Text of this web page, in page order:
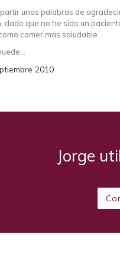
unas palabras de
dado que no he sido un
comer más saludable.
2010
Jorge